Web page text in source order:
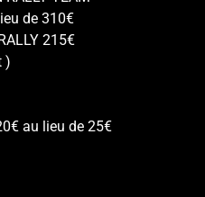
de 310€
215€
)
au lieu de 25€